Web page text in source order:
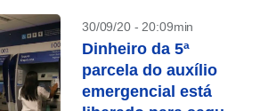
30/09/20 - 20:09min
Dinheiro da 5ª
parcela do auxílio
emergencial está